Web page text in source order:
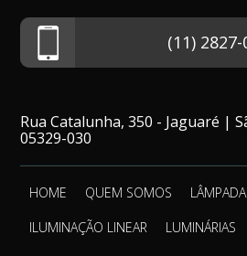
(11)
Rua Catalunha, 350 - Jaguaré |
05329-030
HOME QUEM SOMOS
ILUMINAÇÃO LINEAR
LUMINÁRIAS